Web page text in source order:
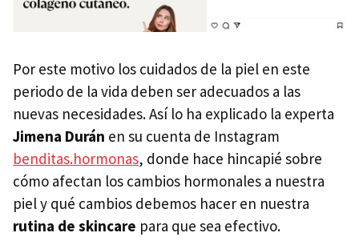
Por este motivo los cuidados de la piel en este
periodo de la vida deben ser adecuados a las
nuevas necesidades. Así lo ha explicado la experta
Jimena Durán en su cuenta de Instagram
benditas.hormonas, donde hace hincapié sobre
cómo afectan los cambios hormonales a nuestra
piel y qué cambios debemos hacer en nuestra
rutina de skincare para que sea efectivo.